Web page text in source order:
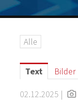
Logos
IT-Security
G DATA Campus
Kontakt
Alle
Text Bilder
02.12.2025 |